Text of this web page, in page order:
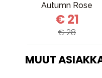
Autumn Rose
€ 21
€ 28
MUUT